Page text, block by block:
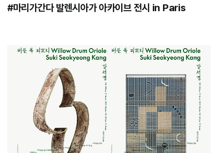
#마리가간다 발렌시아가 아카이브 전시 in Paris